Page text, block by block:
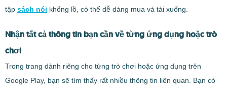
tập sách nói khổng lồ, có thể dễ dàng mua và tải xuống.
Nhận tất cả thông tin bạn cần về từng ứng dụng hoặc trò
chơi
Trong trang dành riêng cho từng trò chơi hoặc ứng dụng trên
Google Play, bạn sẽ tìm thấy rất nhiều thông tin liên quan. Bạn có